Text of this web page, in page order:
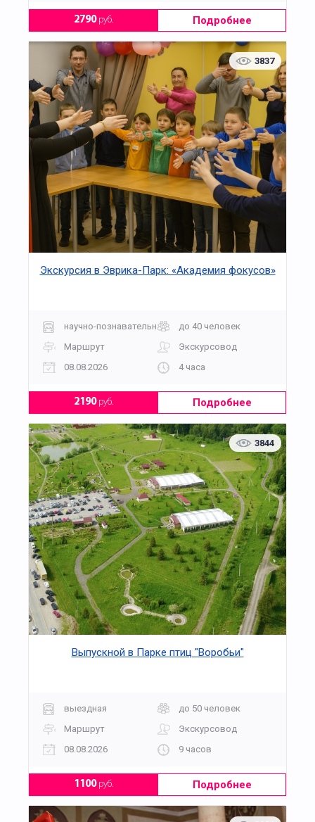
2790руб. Подробнее
3837
Экскурсия в Эврика-Парк: «Академия фокусов»
научно-познавательная
до 40 человек
Маршрут
Экскурсовод
08.08.2026
4 часа
2190руб. Подробнее
3844
Выпускной в Парке птиц "Воробьи"
выездная
до 50 человек
Маршрут
Экскурсовод
08.08.2026
9 часов
1100руб. Подробнее